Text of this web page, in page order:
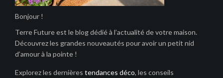
Bonjour !
Terre Future est le blog dédié à l’actualité de votre maison.
Découvrez les grandes nouveautés pour avoir un petit nid
d’amour à la pointe !
Explorez les dernières tendances déco, les conseils